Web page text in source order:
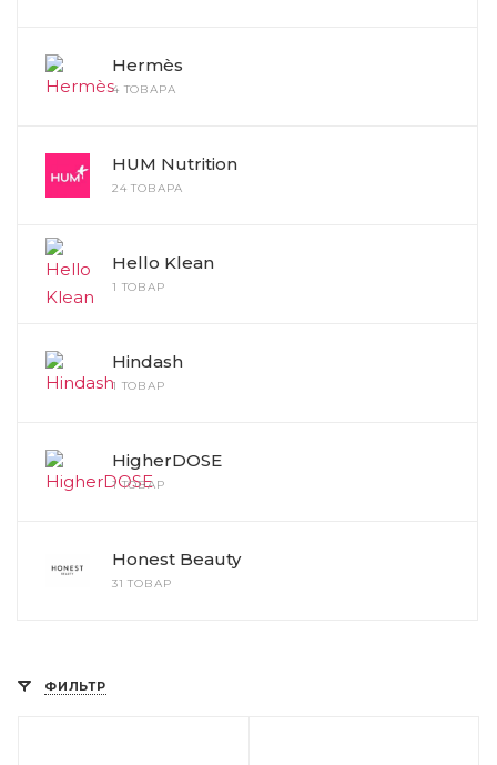
Hermès
4 ТОВАРА
HUM Nutrition
24 ТОВАРА
Hello Klean
1 ТОВАР
Hindash
1 ТОВАР
HigherDOSE
1 ТОВАР
Honest Beauty
31 ТОВАР
ФИЛЬТР